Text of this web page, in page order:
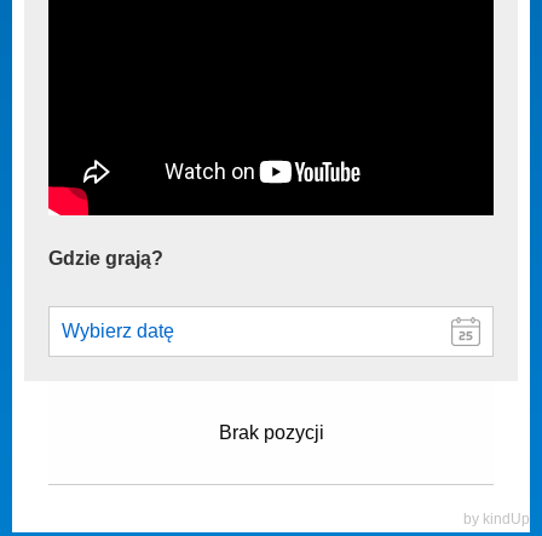
Gdzie grają?
Brak pozycji
by kindUp